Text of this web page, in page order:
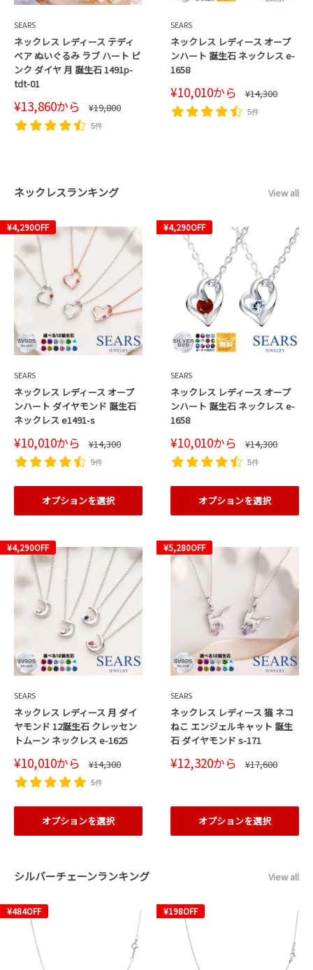
SEARS
ネックレス レディース テディ
ベア ぬいぐるみ ラブ ハート ピ
ンク ダイヤ 月 誕生石 1491p-
tdt-01
販
売
価
¥13,860から 通
常
価
格
¥19,800
5件
SEARS
ネックレス レディース オープ
ンハート 誕生石 ネックレス e-
1658
販
売
価
¥10,010から 通
常
価
格
¥14,300
5件
ネックレスランキング View all
¥4,290OFF
SEARS
ネックレス レディース オープ
ンハート ダイヤモンド 誕生石
ネックレス e1491-s
販
売
価
¥10,010から 通
常
価
格
¥14,300
9件
オプションを選択
¥4,290OFF
SEARS
ネックレス レディース オープ
ンハート 誕生石 ネックレス e-
1658
販
売
価
¥10,010から 通
常
価
格
¥14,300
5件
オプションを選択
¥4,290OFF
SEARS
ネックレス レディース 月 ダイ
ヤモンド 12誕生石 クレッセン
トムーン ネックレス e-1625
販
売
価
¥10,010から 通
常
価
格
¥14,300
5件
オプションを選択
¥5,280OFF
SEARS
ネックレス レディース 猫 ネコ
ねこ エンジェルキャット 誕生
石 ダイヤモンド s-171
販
売
¥12,320から 通
常
¥17,600
オプションを選択
シルバーチェーンランキング View all
¥484OFF ¥198OFF